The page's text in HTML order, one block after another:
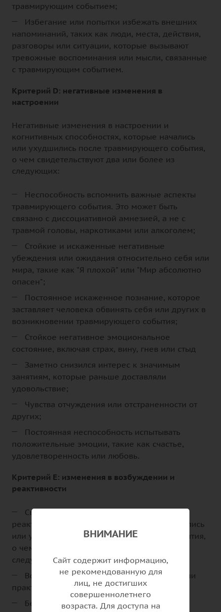
травмирующим событием;
Избегание или попытки избежать внешних
напоминаний, таких как люди, места, действия,
разговоры или ситуации, которые вызывают
тревожные воспоминания или мысли, связанные
с травмирующим событием.
Критерий D: негативные изменения в
настроении
Негативные изменения в настроении и
когнитивных способностях, которые начались
или ухудшились после травмирующего события,
о чем свидетельствуют два или более из
следующих:
Неспособность вспомнить важные аспекты
травмирующего события. Это может быть
связано с диссоциативной амнезией, а не с
травмой головы, наркотиками или алкоголем;
Стойкие и искаженные негативные
убеждения или ожидания относительно себя или
мира, такие как "Я плохой" или "Мир абсолютно
опасен";
Постоянное искаженное познание, которое
заставляет человека обвинять себя или других в
возникновении травмирующего события;
Стойкое негативное эмоциональное
состояние, включая страх, вину, гнев или стыд
Заметно снизился интерес к значимым
занятиям, которые раньше доставляли
удовольствие;
Чувства отчуждения или отстраненности от
других;
Постоянная неспособность испытывать
положительные эмоции, такие как счастье,
удовлетворенность или любовь.
Критерий E: изменения в возбуждении и
реактивности
Связанные с травмой изменения
реактивности и возбуждения, которые начались
или усугубились после травмирующего события,
о чем свидетельствуют два или более из
следующих:
Вспышки раздражительности или агрессии
практически без повода.
Безрассудное или саморазрушительное
ВНИМАНИЕ
Сайт содержит информацию,
не рекомендованную для
лиц, не достигших
совершеннолетнего
возраста. Для доступа на